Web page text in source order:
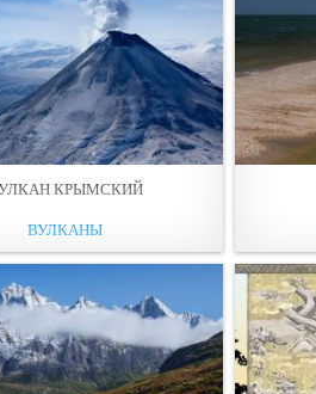
КРЫМСКИЙ
ВУЛКАНЫ